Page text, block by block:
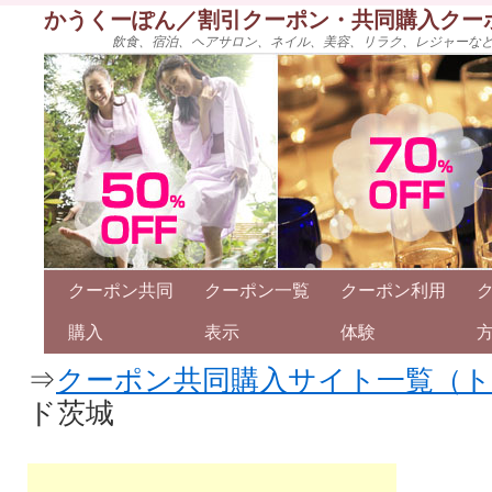
かうくーぽん／割引クーポン・共同購入ク
飲食、宿泊、ヘアサロン、ネイル、美容、リラク、レジャー
クーポン共同
購入
クーポン一覧
表示
クーポン利用
体験
⇒クーポン共同購入サイト一覧（
ド茨城